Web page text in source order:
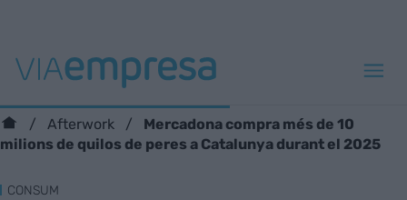
Afterwork
Mercadona compra més de 10
milions de quilos de peres a Catalunya durant el 2025
CONSUM